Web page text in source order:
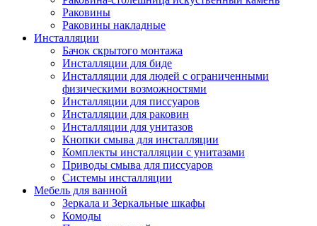
Раковины
Раковины накладные
Инсталляции
Бачок скрытого монтажа
Инсталляции для биде
Инсталляции для людей с ограниченными
физическими возможностями
Инсталляции для писсуаров
Инсталляции для раковин
Инсталляции для унитазов
Кнопки смыва для инсталляции
Комплекты инсталляции с унитазами
Приводы смыва для писсуаров
Системы инсталляции
Мебель для ванной
Зеркала и Зеркальные шкафы
Комоды